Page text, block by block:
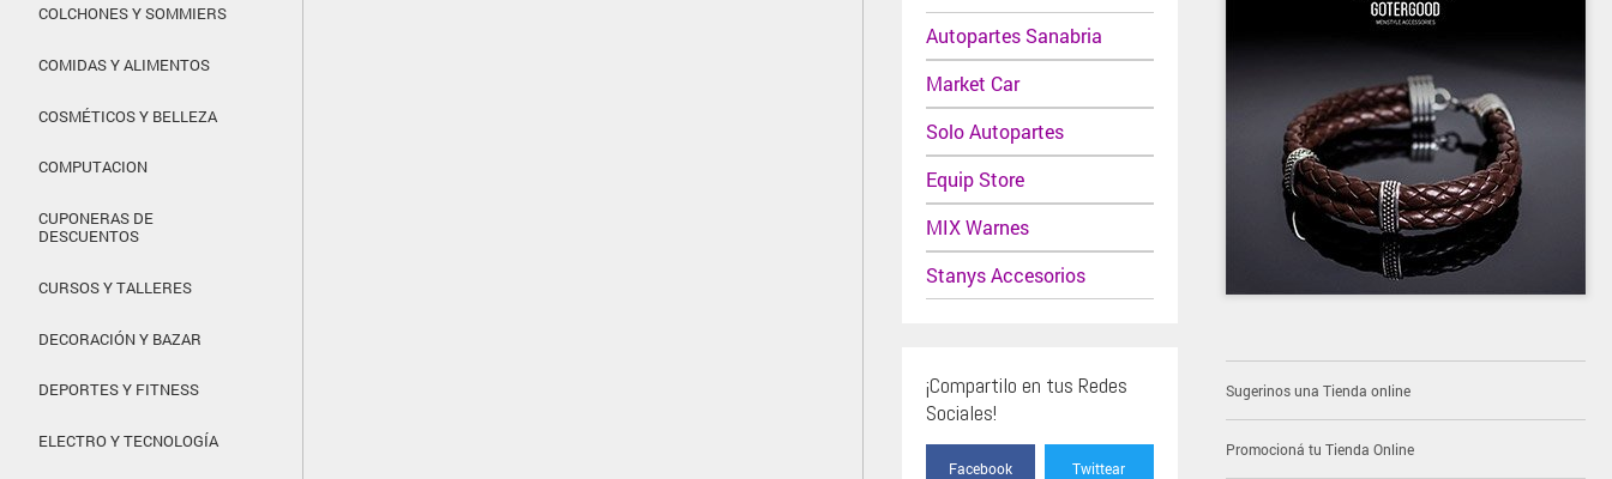
COLCHONES Y SOMMIERS
COMIDAS Y ALIMENTOS
COSMÉTICOS Y BELLEZA
COMPUTACION
CUPONERAS DE
DESCUENTOS
CURSOS Y TALLERES
DECORACIÓN Y BAZAR
DEPORTES Y FITNESS
ELECTRO Y TECNOLOGÍA
Autopartes Sanabria
Market Car
Solo Autopartes
Equip Store
MIX Warnes
Stanys Accesorios
¡Compartilo en tus Redes
Sociales!
Facebook Twittear
Sugerinos una Tienda online
Promocioná tu Tienda Online